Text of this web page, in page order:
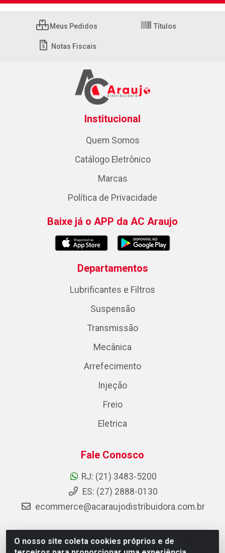
O nosso site coleta cookies próprios e de
Meus Pedidos Títulos
Notas Fiscais
Institucional
Quem Somos
Catálogo Eletrônico
Marcas
Política de Privacidade
Baixe já o APP da AC Araujo
Departamentos
Lubrificantes e Filtros
Suspensão
Transmissão
Mecânica
Arrefecimento
Injeção
Freio
Eletrica
Fale Conosco
RJ: (21) 3483-5200
ES: (27) 2888-0130
ecommerce@acaraujodistribuidora.com.br
AC Araujo Distribuidora - Rua Carneiro de Campos, 42 -